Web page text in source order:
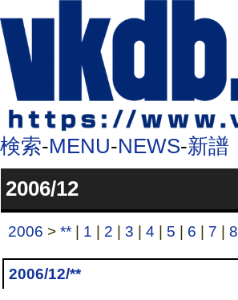
検索-MENU-NEWS-新譜
2006/12
2006 >** 1 2 |3 |4 5 6 7 |8
2006/12/**